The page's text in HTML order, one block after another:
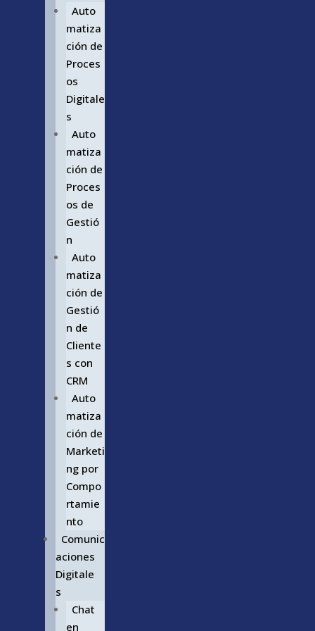
Auto
matiza
ción de
Proces
os
Digitale
s
Auto
matiza
ción de
Proces
os de
Gestió
n
Auto
matiza
ción de
Gestió
n de
Cliente
s con
CRM
Auto
matiza
ción de
Marketi
ng por
Compo
rtamie
nto
Comunic
aciones
Digitale
s
Chat
en